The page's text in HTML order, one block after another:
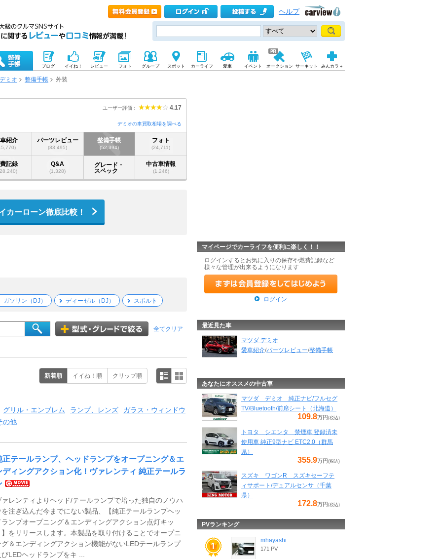
ヘルプ
ブログ イイね！ レビュー フォト グループ スポット カーライフ 愛車 イベント オークション サーキット みんカラ＋
デミオ 整備手帳 外装
ユーザー評価： 4.17
デミオの車買取相場を調べる
紹介 パーツレビュー
(83,495)
整備手帳
(52,394)
フォト
(24,711)
記録 Q&A
(1,328)
グレード・
スペック
中古車情報
(1,246)
カーローン徹底比較！
ガソリン（DJ） ディーゼル（DJ） スポルト
全てクリア
新着順 イイね！順 クリップ順
グリル・エンブレム ランプ、レンズ
ガラス・ウィンドウ
の他
正テールランプ、ヘッドランプをオープニング＆エ
ディングアクション化！ヴァレンティ 純正テールラ
ァレンティよりヘッド/テールランプで培った独自のノウハ
を注ぎ込んだ今までにない製品、【純正テールランプヘッ
ランプオープニング＆エンディングアクション点灯キッ
】をリリースします。本製品を取り付けることでオープニ
グ＆エンディングアクション機能がないLEDテールランプ
LEDヘッドランプをキ ...
マイページでカーライフを便利に楽しく！！
ログインするとお気に入りの保存や燃費記録など
様々な管理が出来るようになります
ログイン
最近見た車
マツダ デミオ
愛車紹介/パーツレビュー/整備手帳
あなたにオススメの中古車
マツダ デミオ 純正ナビ/フルセグ
TV/Bluetooth/前席シート（北海道）
109.8万円 (税込)
トヨタ シエンタ 禁煙車 登録済未
使用車 純正9型ナビ ETC2.0（群馬
県）
355.9万円 (税込)
スズキ ワゴンR スズキセーフテ
ィサポート/デュアルセンサ（千葉
県）
172.8万円 (税込)
PVランキング
mhayashi
171 PV